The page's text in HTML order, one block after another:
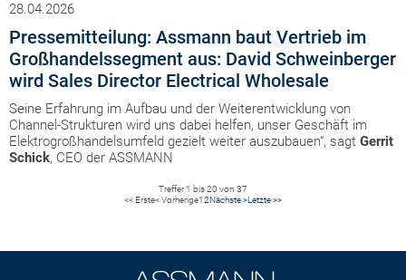
28.04.2026
Pressemitteilung: Assmann baut Vertrieb im
Großhandelssegment aus: David Schweinberger
wird Sales Director Electrical Wholesale
Seine Erfahrung im Aufbau und der Weiterentwicklung von
Channel-Strukturen wird uns dabei helfen, unser Geschäft im
Elektrogroßhandelsumfeld gezielt weiter auszubauen“, sagt Gerrit
Schick, CEO der ASSMANN
Treffer 1 bis 20 von 37
<< Erste< Vorherige12Nächste >Letzte >>